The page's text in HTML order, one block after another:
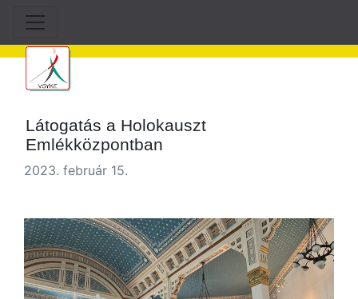
Látogatás a Holokauszt
Emlékközpontban
2023. február 15.